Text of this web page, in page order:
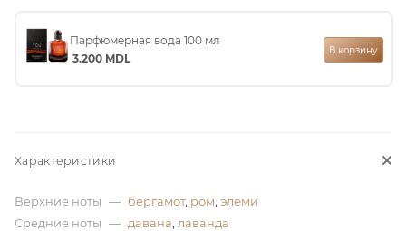
Парфюмерная вода 100 мл
3.200 MDL
В корзину
Характеристики
Верхние ноты — бергамот, ром элеми
Средние ноты — давана лаванда